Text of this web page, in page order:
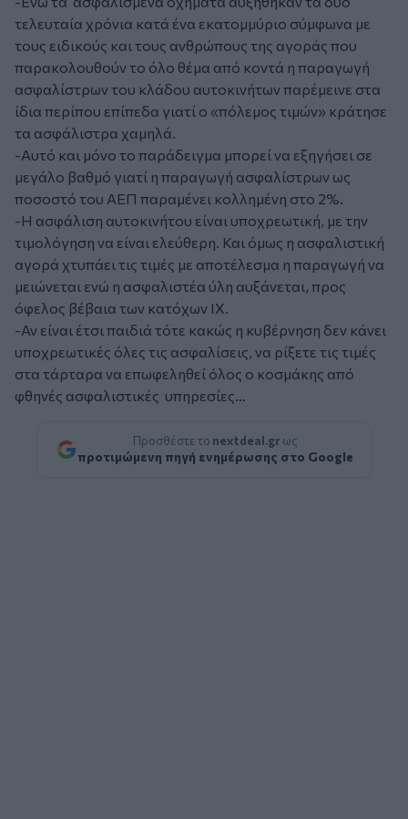
τελευταία χρόνια κατά ένα εκατομμύριο σύμφωνα με
τους ειδικούς και τους ανθρώπους της αγοράς που
παρακολουθούν το όλο θέμα από κοντά η παραγωγή
ασφαλίστρων του κλάδου αυτοκινήτων παρέμεινε στα
ίδια περίπου επίπεδα γιατί ο «πόλεμος τιμών» κράτησε
τα ασφάλιστρα χαμηλά.
-Αυτό και μόνο το παράδειγμα μπορεί να εξηγήσει σε
μεγάλο βαθμό γιατί η παραγωγή ασφαλίστρων ως
ποσοστό του ΑΕΠ παραμένει κολλημένη στο 2%.
-Η ασφάλιση αυτοκινήτου είναι υποχρεωτική, με την
τιμολόγηση να είναι ελεύθερη. Και όμως η ασφαλιστική
αγορά χτυπάει τις τιμές με αποτέλεσμα η παραγωγή να
μειώνεται ενώ η ασφαλιστέα ύλη αυξάνεται, προς
όφελος βέβαια των κατόχων ΙΧ.
-Αν είναι έτσι παιδιά τότε κακώς η κυβέρνηση δεν κάνει
υποχρεωτικές όλες τις ασφαλίσεις, να ρίξετε τις τιμές
στα τάρταρα να επωφεληθεί όλος ο κοσμάκης από
φθηνές ασφαλιστικές υπηρεσίες…
Προσθέστε το nextdeal.gr ως
προτιμώμενη πηγή ενημέρωσης στο Google